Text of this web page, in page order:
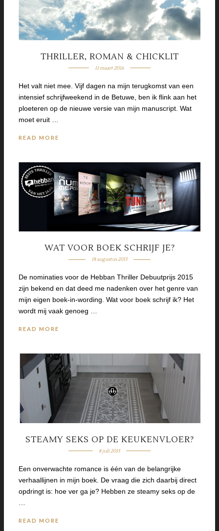
THRILLER, ROMAN & CHICKLIT
11 maart 2016
Het valt niet mee. Vijf dagen na mijn terugkomst van een
intensief schrijfweekend in de Betuwe, ben ik flink aan het
ploeteren op de nieuwe versie van mijn manuscript. Wat
moet eruit …
READ MORE
WAT VOOR BOEK SCHRIJF JE?
18 augustus 2015
De nominaties voor de Hebban Thriller Debuutprijs 2015
zijn bekend en dat deed me nadenken over het genre van
mijn eigen boek-in-wording. Wat voor boek schrijf ik? Het
wordt mij vaak genoeg …
READ MORE
STEAMY SEKS OP DE KEUKENVLOER?
8 juli 2015
Een onverwachte romance is één van de belangrijke
verhaallijnen in mijn boek. De vraag die zich daarbij direct
opdringt is: hoe ver ga je? Hebben ze steamy seks op de
READ MORE